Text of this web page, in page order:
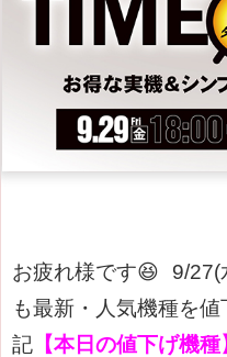
お疲れ様です😆 9/27(
も最新・人気機種を
記 【本日の値下げ機種